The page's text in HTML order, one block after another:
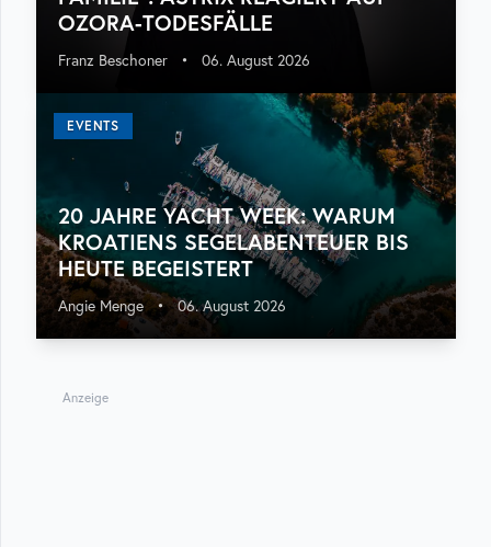
OZORA-TODESFÄLLE
Franz Beschoner • 06. August 2026
EVENTS
20 JAHRE YACHT WEEK: WARUM
KROATIENS SEGELABENTEUER BIS
HEUTE BEGEISTERT
Angie Menge • 06. August 2026
Anzeige